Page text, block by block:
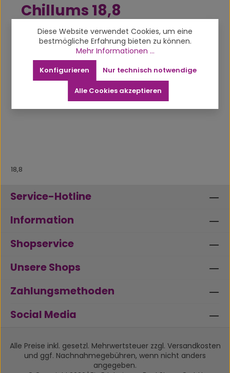
Chillums 18,8
Keine Produkte gefunden.
18,8
Service-Hotline
Information
Shopservice
Unsere Shops
Zahlungsmethoden
Social Media
Alle Preise inkl. gesetzl. Mehrwertsteuer zzgl. Versandkosten
und ggf. Nachnahmegebühren, wenn nicht anders
angegeben.
Diese Website verwendet Cookies, um eine
bestmögliche Erfahrung bieten zu können.
Mehr Informationen ...
Nur technisch notwendige
Konfigurieren
Alle Cookies akzeptieren